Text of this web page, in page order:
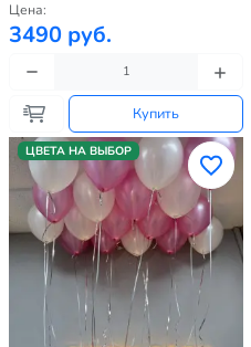
Цена:
3490 руб.
Купить
ЦВЕТА НА ВЫБОР